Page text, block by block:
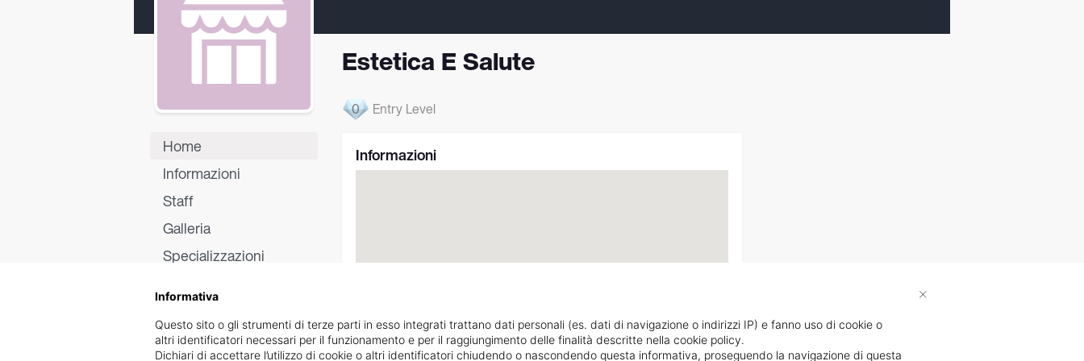
Home
Informazioni
Staff
Galleria
Specializzazioni
Estetica E Salute
0 Entry Level
Informazioni
Via Trapezio n22 Indicazioni stradali
Informativa
Questo sito o gli strumenti di terze parti in esso integrati trattano dati personali (es. dati di navigazione o indirizzi IP) e fanno uso di cookie o
altri identificatori necessari per il funzionamento e per il raggiungimento delle finalità descritte nella cookie policy.
Dichiari di accettare l’utilizzo di cookie o altri identificatori chiudendo o nascondendo questa informativa, proseguendo la navigazione di questa
×